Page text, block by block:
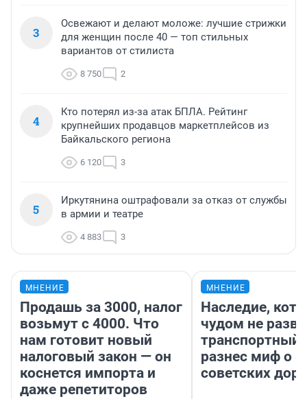
3
Освежают и делают моложе: лучшие стрижки
для женщин после 40 — топ стильных
вариантов от стилиста
8 750 2
4
Кто потерял из-за атак БПЛА. Рейтинг
крупнейших продавцов маркетплейсов из
Байкальского региона
6 120 3
5
Иркутянина оштрафовали за отказ от службы
в армии и театре
4 883 3
МНЕНИЕ
Продашь за 3000, налог
возьмут с 4000. Что
нам готовит новый
налоговый закон — он
коснется импорта и
даже репетиторов
МНЕНИЕ
Наследие,
чудом не
транспортный
разнес миф о
советских